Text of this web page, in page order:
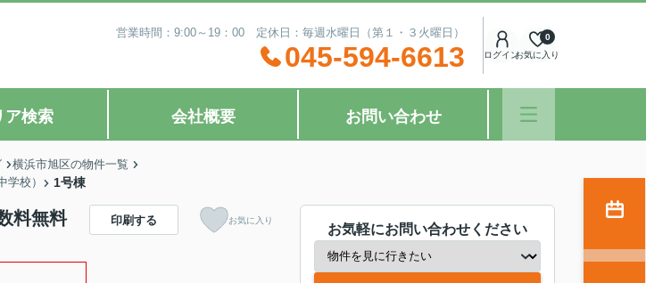
営業時間：9:00～19：00 定休日：毎週水曜日（第１・３火曜日）
045-594-6613 ログインお気に入り
0
ア検索 会社概要 お問い合わせ
横浜市旭区の物件一覧
校）
1号棟
料無料
印刷する お気に入り
お気軽にお問い合わせください